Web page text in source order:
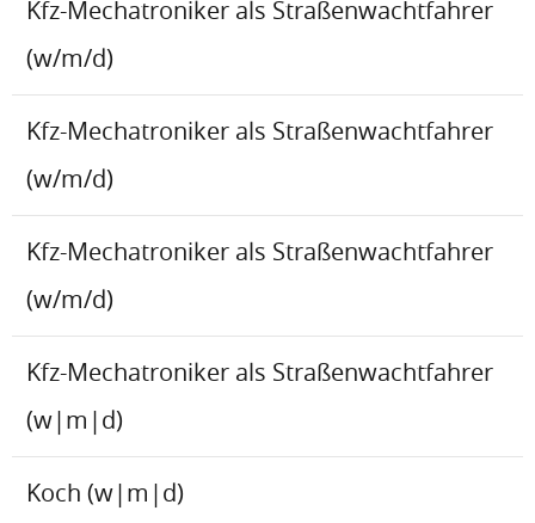
Kfz-Mechatroniker als Straßenwachtfahrer
(w/m/d)
Kfz-Mechatroniker als Straßenwachtfahrer
(w/m/d)
Kfz-Mechatroniker als Straßenwachtfahrer
(w/m/d)
Kfz-Mechatroniker als Straßenwachtfahrer
(w|m|d)
Koch (w|m|d)